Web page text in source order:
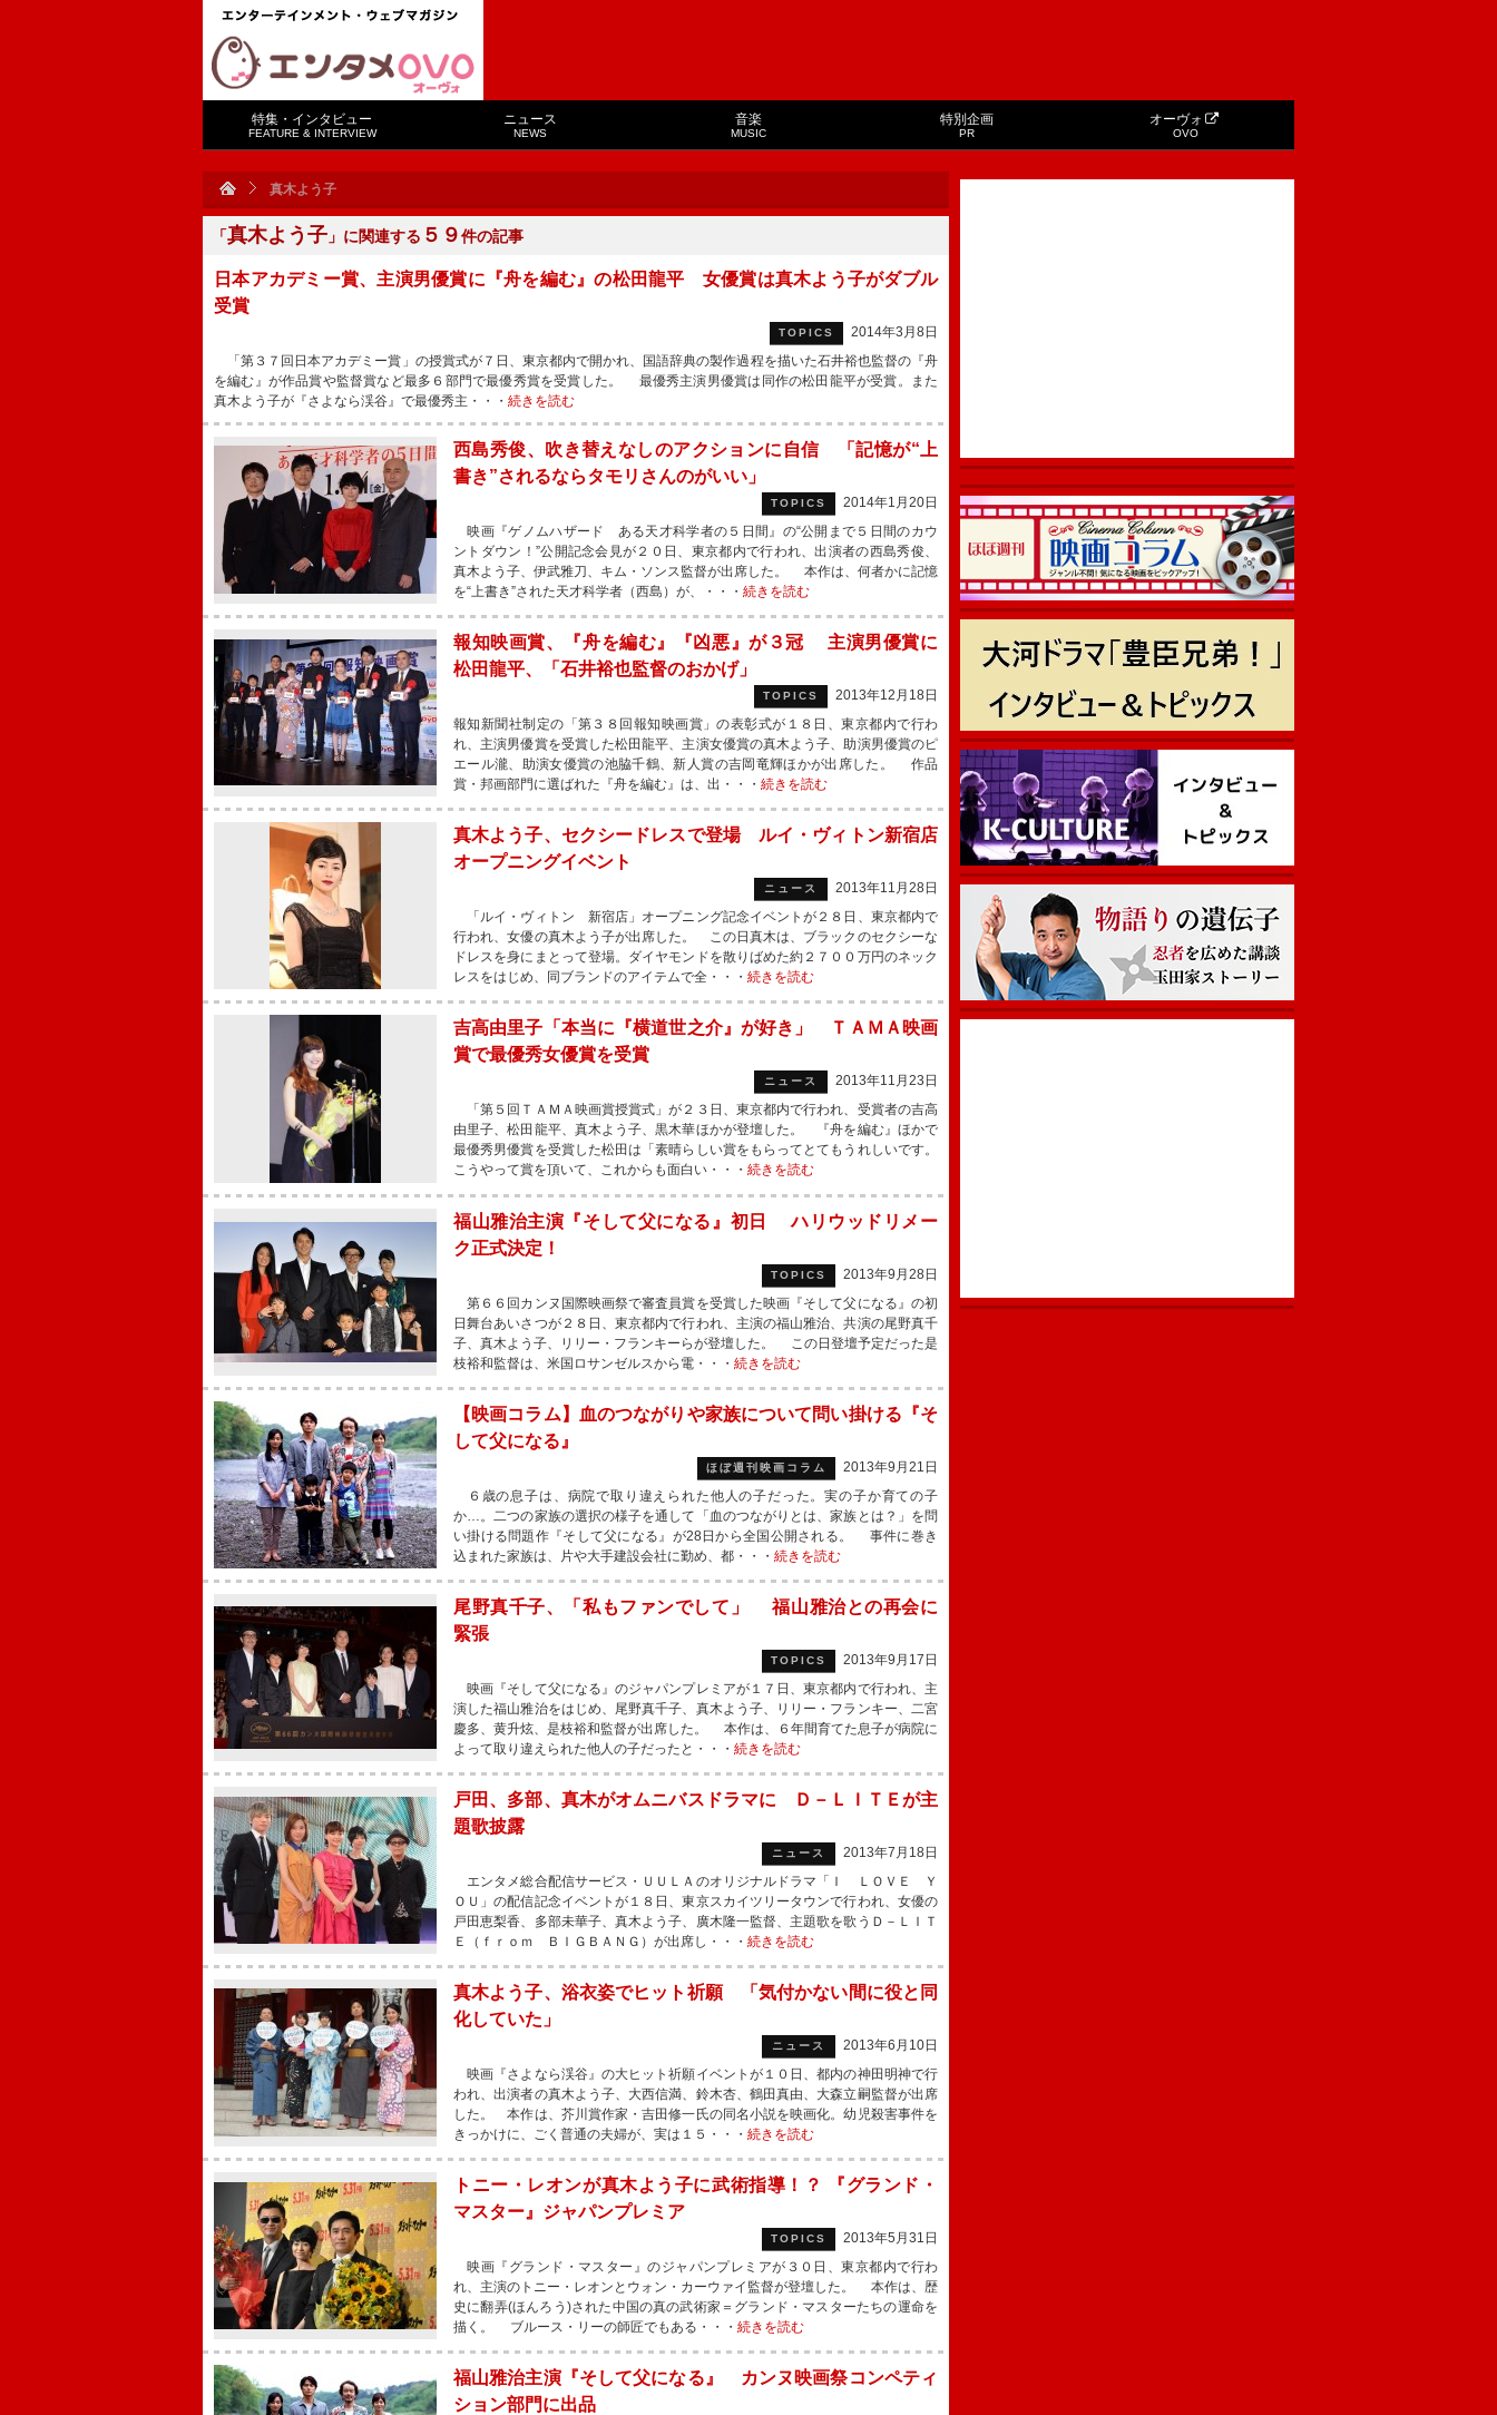
特集・インタビュー
FEATURE & INTERVIEW
ニュース
NEWS
音楽
MUSIC
特別企画
PR
オーヴォ
OVO
真木よう子
「真木よう子 」に関連する ５９件の記事
日本アカデミー賞、主演男優賞に『舟を編む』の松田龍平 女優賞は真木よう子がダブル
受賞
TOPICS
2014年3月8日
「第３７回日本アカデミー賞」の授賞式が７日、東京都内で開かれ、国語辞典の製作過程を描いた石井裕也監督の『舟
を編む』が作品賞や監督賞など最多６部門で最優秀賞を受賞した。 最優秀主演男優賞は同作の松田龍平が受賞。また
真木よう子が『さよなら渓谷』で最優秀主・・・ 続きを読む
西島秀俊、吹き替えなしのアクションに自信 「記憶が“上
書き”されるならタモリさんのがいい」
TOPICS
2014年1月20日
映画『ゲノムハザード ある天才科学者の５日間』の“公開まで５日間のカウ
ントダウン！”公開記念会見が２０日、東京都内で行われ、出演者の西島秀俊、
真木よう子、伊武雅刀、キム・ソンス監督が出席した。 本作は、何者かに記憶
を“上書き”された天才科学者（西島）が、・・・ 続きを読む
報知映画賞、『舟を編む』『凶悪』が３冠 主演男優賞に
松田龍平、「石井裕也監督のおかげ」
TOPICS
2013年12月18日
報知新聞社制定の「第３８回報知映画賞」の表彰式が１８日、東京都内で行わ
れ、主演男優賞を受賞した松田龍平、主演女優賞の真木よう子、助演男優賞のピ
エール瀧、助演女優賞の池脇千鶴、新人賞の吉岡竜輝ほかが出席した。 作品
賞・邦画部門に選ばれた『舟を編む』は、出・・・ 続きを読む
真木よう子、セクシードレスで登場 ルイ・ヴィトン新宿店
オープニングイベント
ニュース
2013年11月28日
「ルイ・ヴィトン 新宿店」オープニング記念イベントが２８日、東京都内で
行われ、女優の真木よう子が出席した。 この日真木は、ブラックのセクシーな
ドレスを身にまとって登場。ダイヤモンドを散りばめた約２７００万円のネック
レスをはじめ、同ブランドのアイテムで全・・・ 続きを読む
吉高由里子「本当に『横道世之介』が好き」 ＴＡＭＡ映画
賞で最優秀女優賞を受賞
ニュース
2013年11月23日
「第５回ＴＡＭＡ映画賞授賞式」が２３日、東京都内で行われ、受賞者の吉高
由里子、松田龍平、真木よう子、黒木華ほかが登壇した。 『舟を編む』ほかで
最優秀男優賞を受賞した松田は「素晴らしい賞をもらってとてもうれしいです。
こうやって賞を頂いて、これからも面白い・・・ 続きを読む
福山雅治主演『そして父になる』初日 ハリウッドリメー
ク正式決定！
TOPICS
2013年9月28日
第６６回カンヌ国際映画祭で審査員賞を受賞した映画『そして父になる』の初
日舞台あいさつが２８日、東京都内で行われ、主演の福山雅治、共演の尾野真千
子、真木よう子、リリー・フランキーらが登壇した。 この日登壇予定だった是
枝裕和監督は、米国ロサンゼルスから電・・・ 続きを読む
【映画コラム】血のつながりや家族について問い掛ける『そ
して父になる』
ほぼ週刊映画コラム
2013年9月21日
６歳の息子は、病院で取り違えられた他人の子だった。実の子か育ての子
か…。二つの家族の選択の様子を通して「血のつながりとは、家族とは？」を問
い掛ける問題作『そして父になる』が28日から全国公開される。 事件に巻き
込まれた家族は、片や大手建設会社に勤め、都・・・ 続きを読む
尾野真千子、「私もファンでして」 福山雅治との再会に
緊張
TOPICS
2013年9月17日
映画『そして父になる』のジャパンプレミアが１７日、東京都内で行われ、主
演した福山雅治をはじめ、尾野真千子、真木よう子、リリー・フランキー、二宮
慶多、黄升炫、是枝裕和監督が出席した。 本作は、６年間育てた息子が病院に
よって取り違えられた他人の子だったと・・・ 続きを読む
戸田、多部、真木がオムニバスドラマに Ｄ－ＬＩＴＥが主
題歌披露
ニュース
2013年7月18日
エンタメ総合配信サービス・ＵＵＬＡのオリジナルドラマ「Ｉ ＬＯＶＥ Ｙ
ＯＵ」の配信記念イベントが１８日、東京スカイツリータウンで行われ、女優の
戸田恵梨香、多部未華子、真木よう子、廣木隆一監督、主題歌を歌うＤ－ＬＩＴ
Ｅ（ｆｒｏｍ ＢＩＧＢＡＮＧ）が出席し・・・ 続きを読む
真木よう子、浴衣姿でヒット祈願 「気付かない間に役と同
化していた」
ニュース
2013年6月10日
映画『さよなら渓谷』の大ヒット祈願イベントが１０日、都内の神田明神で行
われ、出演者の真木よう子、大西信満、鈴木杏、鶴田真由、大森立嗣監督が出席
した。 本作は、芥川賞作家・吉田修一氏の同名小説を映画化。幼児殺害事件を
きっかけに、ごく普通の夫婦が、実は１５・・・ 続きを読む
トニー・レオンが真木よう子に武術指導！？ 『グランド・
マスター』ジャパンプレミア
TOPICS
2013年5月31日
映画『グランド・マスター』のジャパンプレミアが３０日、東京都内で行わ
れ、主演のトニー・レオンとウォン・カーウァイ監督が登壇した。 本作は、歴
史に翻弄(ほんろう)された中国の真の武術家＝グランド・マスターたちの運命を
描く。 ブルース・リーの師匠でもある・・・ 続きを読む
福山雅治主演『そして父になる』 カンヌ映画祭コンペティ
ション部門に出品